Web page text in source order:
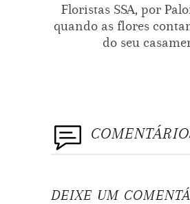
Floristas SSA, por
quando as flores
do seu
DEIXE UM